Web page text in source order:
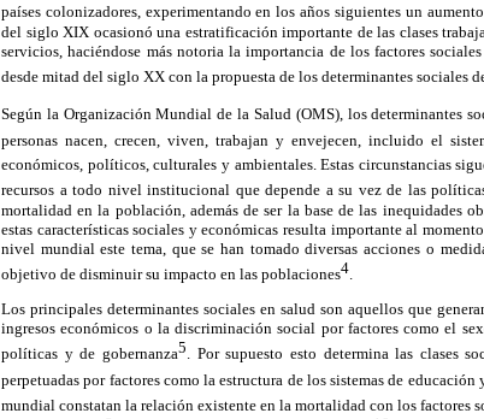
países colonizadores, experimentando en los años siguientes un
del siglo XIX ocasionó una estratificación importante de las clases
servicios, haciéndose más notoria la importancia de los factores
desde mitad del siglo XX con la propuesta de los determinantes sociales
Según la Organización Mundial de la Salud (OMS), los determinantes
personas nacen, crecen, viven, trabajan y envejecen, incluido el
económicos, políticos, culturales y ambientales. Estas circunstancias
recursos a todo nivel institucional que depende a su vez de las
mortalidad en la población, además de ser la base de las inequidades
estas características sociales y económicas resulta importante al
nivel mundial este tema, que se han tomado diversas acciones o
objetivo de disminuir su impacto en las poblaciones4.
Los principales determinantes sociales en salud son aquellos que
ingresos económicos o la discriminación social por factores como el
políticas y de gobernanza5. Por supuesto esto determina las clases
perpetuadas por factores como la estructura de los sistemas de
mundial constatan la relación existente en la mortalidad con los factores